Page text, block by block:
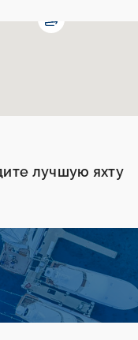
лучшую яхту